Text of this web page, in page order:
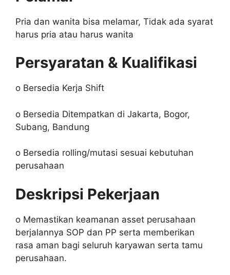
Pria dan wanita bisa melamar, Tidak ada syarat
harus pria atau harus wanita
Persyaratan & Kualifikasi
o Bersedia Kerja Shift
o Bersedia Ditempatkan di Jakarta, Bogor,
Subang, Bandung
o Bersedia rolling/mutasi sesuai kebutuhan
perusahaan
Deskripsi Pekerjaan
o Memastikan keamanan asset perusahaan
berjalannya SOP dan PP serta memberikan
rasa aman bagi seluruh karyawan serta tamu
perusahaan.